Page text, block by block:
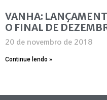
VANHA:
O FINAL DE
20 de novembro de 2018
Continue lendo »